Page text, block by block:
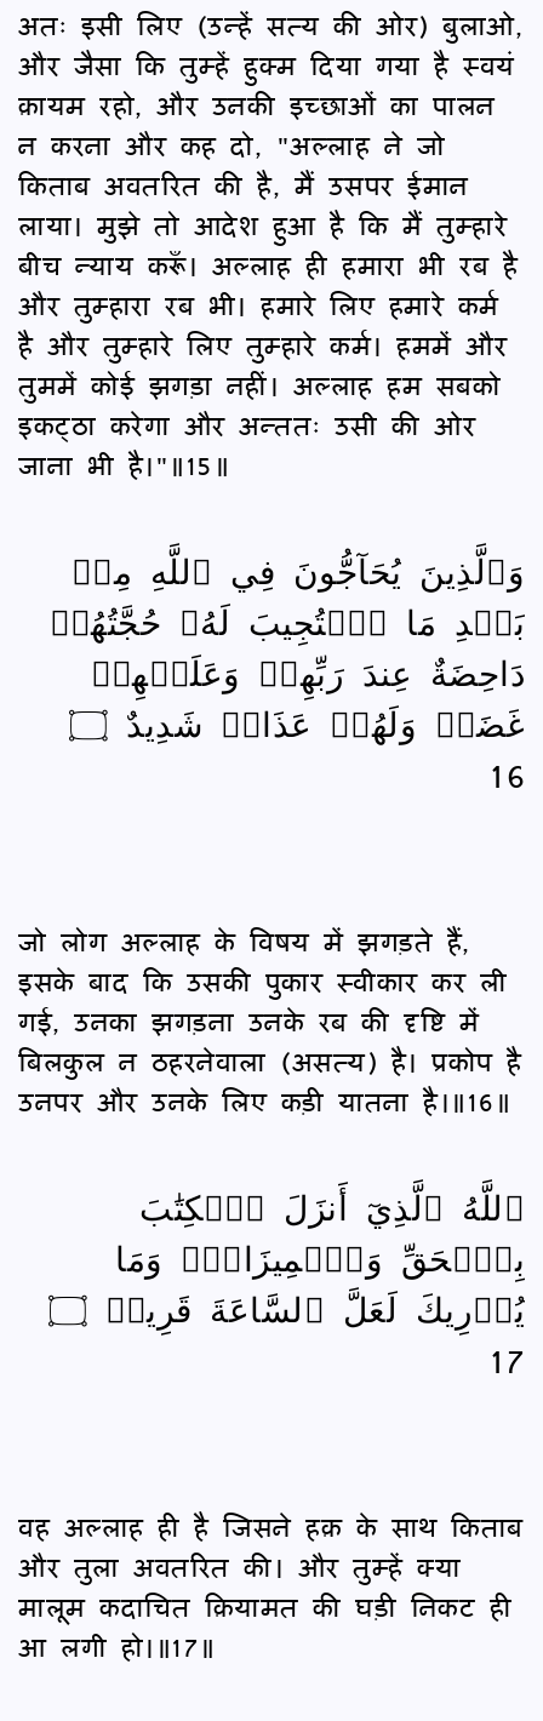
अतः इसी लिए (उन्हें सत्य की ओर) बुलाओ,
और जैसा कि तुम्हें हुक्म दिया गया है स्वयं
क़ायम रहो, और उनकी इच्छाओं का पालन
न करना और कह दो, "अल्लाह ने जो
किताब अवतरित की है, मैं उसपर ईमान
लाया। मुझे तो आदेश हुआ है कि मैं तुम्हारे
बीच न्याय करूँ। अल्लाह ही हमारा भी रब है
और तुम्हारा रब भी। हमारे लिए हमारे कर्म
है और तुम्हारे लिए तुम्हारे कर्म। हममें और
तुममें कोई झगड़ा नहीं। अल्लाह हम सबको
इकट्ठा करेगा और अन्ततः उसी की ओर
जाना भी है।"॥15॥
وَٱلَّذِينَ يُحَآجُّونَ فِي ٱللَّهِ مِنۢ
بَعۡدِ مَا ٱسۡتُجِيبَ لَهُۥ حُجَّتُهُمۡ
دَاحِضَةٌ عِندَ رَبِّهِمۡ وَعَلَيۡهِمۡ
غَضَبٞ وَلَهُمۡ عَذَابٞ شَدِيدٌ ۝
16
जो लोग अल्लाह के विषय में झगड़ते हैं,
इसके बाद कि उसकी पुकार स्वीकार कर ली
गई, उनका झगड़ना उनके रब की दृ‍ष्टि में
बिलकुल न ठहरनेवाला (असत्य) है। प्रकोप है
उनपर और उनके लिए कड़ी यातना है।॥16॥
ٱللَّهُ ٱلَّذِيٓ أَنزَلَ ٱلۡكِتَٰبَ
بِٱلۡحَقِّ وَٱلۡمِيزَانَۗ وَمَا
يُدۡرِيكَ لَعَلَّ ٱلسَّاعَةَ قَرِيبٞ ۝
17
वह अल्लाह ही है जिसने हक़ के साथ किताब
और तुला अवतरित की। और तुम्हें क्या
मालूम कदाचित क़ियामत की घड़ी निकट ही
आ लगी हो।॥17॥